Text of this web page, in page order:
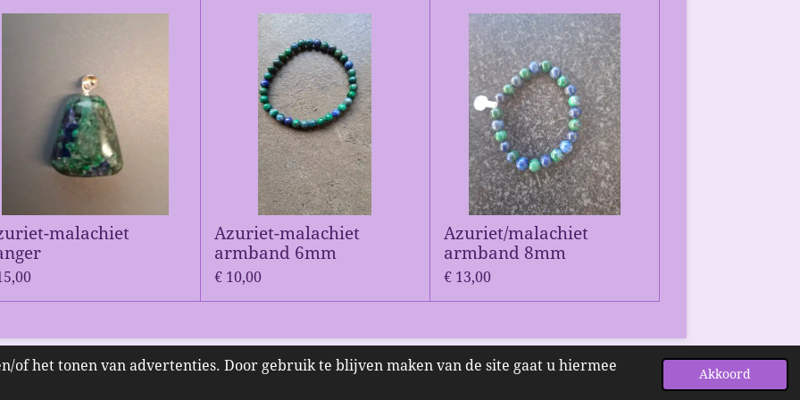
of het tonen van advertenties. Door gebruik te blijven maken van de site gaat u hiermee
Akkoord
malachiet
Azuriet-malachiet
armband 6mm
€ 10,00
Azuriet/malachiet
armband 8mm
€ 13,00
Powered byJouwWeb